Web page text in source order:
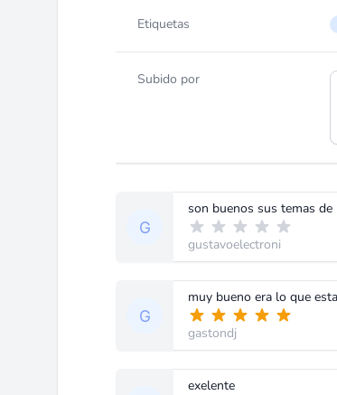
Etiquetas
Subido por
son buenos sus temas de
gustavoelectroni
gastondj
exelente